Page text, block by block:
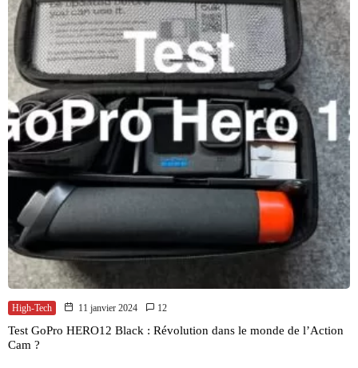
High-Tech 11 janvier 2024 12
Test GoPro HERO12 Black : Révolution dans le monde de l’Action
Cam ?